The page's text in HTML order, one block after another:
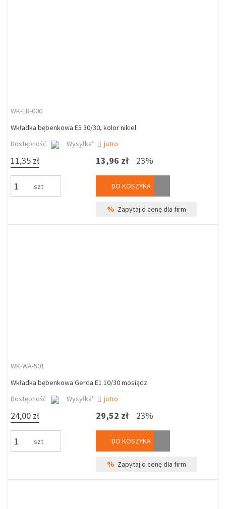
WK-ER-000
Wkładka bębenkowa E5 30/30, kolor nikiel
Dostępność
Wysyłka*: jutro
11,35 zł
szt
13,96 zł 23%
DO KOSZYKA
% Zapytaj o cenę dla firm
WK-WA-501
Wkładka bębenkowa Gerda E1 10/30 mosiądz
Dostępność
Wysyłka*: jutro
24,00 zł
szt
29,52 zł 23%
DO KOSZYKA
% Zapytaj o cenę dla firm